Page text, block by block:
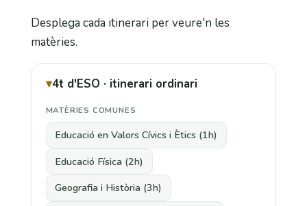
Desplega cada itinerari per veure'n les
matèries.
4t d'ESO · itinerari ordinari
MATÈRIES COMUNES
Educació en Valors Cívics i Ètics (1h)
Educació Física (2h)
Geografia i Història (3h)